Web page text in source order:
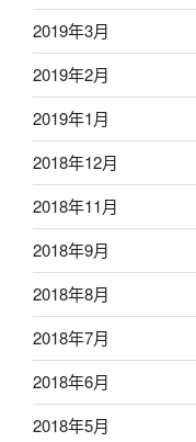
2019年3月
2019年2月
2019年1月
2018年12月
2018年11月
2018年9月
2018年8月
2018年7月
2018年6月
2018年5月